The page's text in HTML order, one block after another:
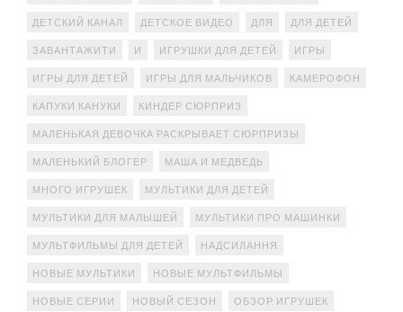
ДЕТСКИЙ КАНАЛ ДЕТСКОЕ ВИДЕО ДЛЯ ДЛЯ ДЕТЕЙ
ЗАВАНТАЖИТИ И ИГРУШКИ ДЛЯ ДЕТЕЙ ИГРЫ
ИГРЫ ДЛЯ ДЕТЕЙ ИГРЫ ДЛЯ МАЛЬЧИКОВ КАМЕРОФОН
КАПУКИ КАНУКИ КИНДЕР СЮРПРИЗ
МАЛЕНЬКАЯ ДЕВОЧКА РАСКРЫВАЕТ СЮРПРИЗЫ
МАЛЕНЬКИЙ БЛОГЕР МАША И МЕДВЕДЬ
МНОГО ИГРУШЕК МУЛЬТИКИ ДЛЯ ДЕТЕЙ
МУЛЬТИКИ ДЛЯ МАЛЫШЕЙ МУЛЬТИКИ ПРО МАШИНКИ
МУЛЬТФИЛЬМЫ ДЛЯ ДЕТЕЙ НАДСИЛАННЯ
НОВЫЕ МУЛЬТИКИ НОВЫЕ МУЛЬТФИЛЬМЫ
НОВЫЕ СЕРИИ НОВЫЙ СЕЗОН ОБЗОР ИГРУШЕК